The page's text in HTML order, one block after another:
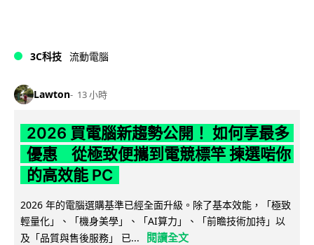
3C科技 流動電腦
Lawton 13 小時
2026 買電腦新趨勢公開！ 如何享最多
優惠 從極致便攜到電競標竿 揀選啱你
的高效能 PC
2026 年的電腦選購基準已經全面升級。除了基本效能，「極致
輕量化」、「機身美學」、「AI算力」、「前瞻技術加持」以
及「品質與售後服務」 已...
閱讀全文